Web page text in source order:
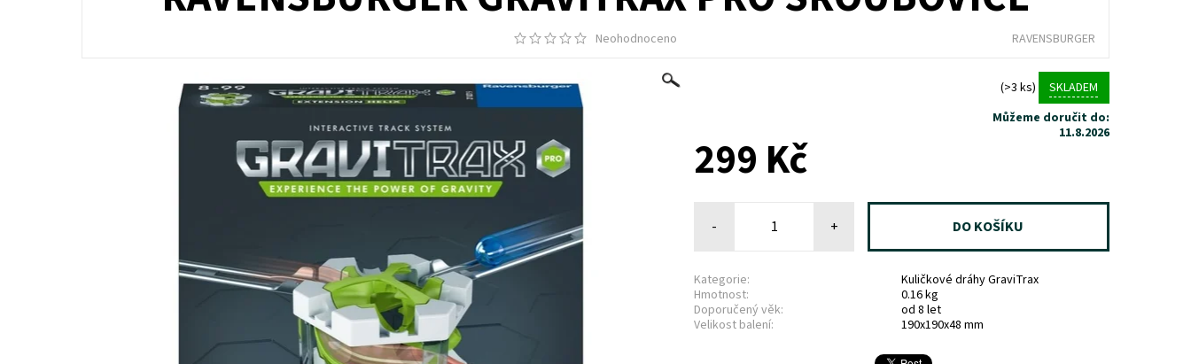
Neohodnoceno RAVENSBURGER
(>3 ks)
SKLADEM
Můžeme doručit do:
11.8.2026
299 Kč
- +
Kategorie:
Kuličkové dráhy GraviTrax
Hmotnost:
0.16 kg
Doporučený věk:
od 8 let
Velikost balení:
190x190x48 mm